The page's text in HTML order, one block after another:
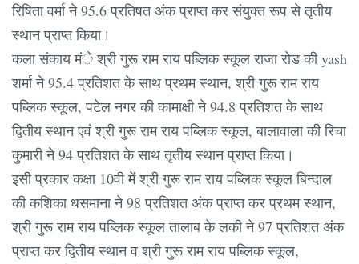
रिषिता वर्मा ने 95.6 प्रतिषत अंक प्राप्त कर संयुक्त रूप से तृतीय
स्थान प्राप्त किया।
कला संकाय मंे श्री गुरू राम राय पब्लिक स्कूल राजा रोड की yash
शर्मा ने 95.4 प्रतिशत के साथ प्रथम स्थान, श्री गुरू राम राय
पब्लिक स्कूल, पटेल नगर की कामाक्षी ने 94.8 प्रतिशत के साथ
द्वितीय स्थान एवं श्री गुरू राम राय पब्लिक स्कूल, बालावाला की रिचा
कुमारी ने 94 प्रतिशत के साथ तृतीय स्थान प्राप्त किया।
इसी प्रकार कक्षा 10वी में श्री गुरू राम राय पब्लिक स्कूल बिन्दाल
की कशिका धसमाना ने 98 प्रतिशत अंक प्राप्त कर प्रथम स्थान,
श्री गुरू राम राय पब्लिक स्कूल तालाब के लकी ने 97 प्रतिशत अंक
प्राप्त कर द्वितीय स्थान व श्री गुरू राम राय पब्लिक स्कूल,